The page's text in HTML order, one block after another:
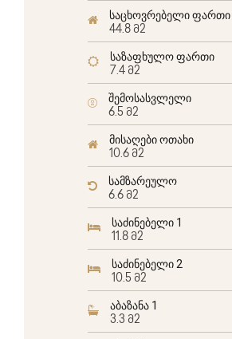
საცხოვრებელი ფართი
44.8 მ2
საზაფხულო ფართი
7.4 მ2
შემოსასვლელი
6.5 მ2
მისაღები ოთახი
10.6 მ2
სამზარეულო
6.6 მ2
საძინებელი 1
11.8 მ2
საძინებელი 2
10.5 მ2
აბაზანა 1
3.3 მ2